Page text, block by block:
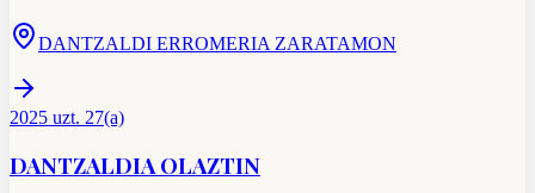
DANTZALDI ERROMERIA ZARATAMON
2025 uzt. 27(a)
DANTZALDIA OLAZTIN